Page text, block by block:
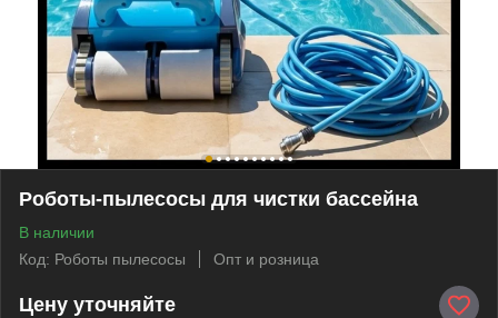
Роботы-пылесосы для чистки бассейна
В наличии
Код: Роботы пылесосы
Опт и розница
Цену уточняйте